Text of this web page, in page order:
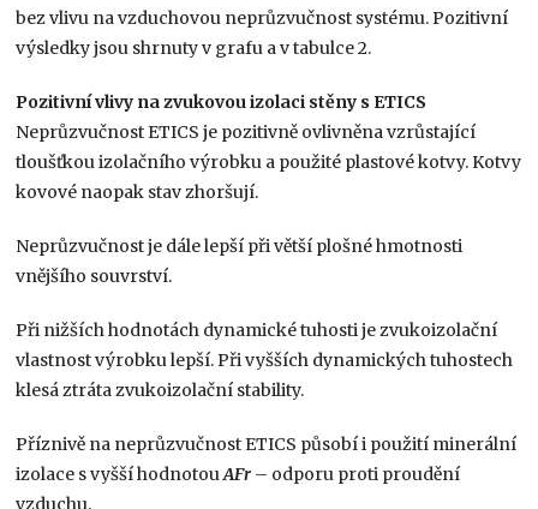
bez vlivu na vzduchovou neprůzvučnost systému. Pozitivní
výsledky jsou shrnuty v grafu a v tabulce 2.
Pozitivní vlivy na zvukovou izolaci stěny s ETICS
Neprůzvučnost ETICS je pozitivně ovlivněna vzrůstající
tloušťkou izolačního výrobku a použité plastové kotvy. Kotvy
kovové naopak stav zhoršují.
Neprůzvučnost je dále lepší při větší plošné hmotnosti
vnějšího souvrství.
Při nižších hodnotách dynamické tuhosti je zvukoizolační
vlastnost výrobku lepší. Při vyšších dynamických tuhostech
klesá ztráta zvukoizolační stability.
Příznivě na neprůzvučnost ETICS působí i použití minerální
izolace s vyšší hodnotouAFr – odporu proti proudění
vzduchu.